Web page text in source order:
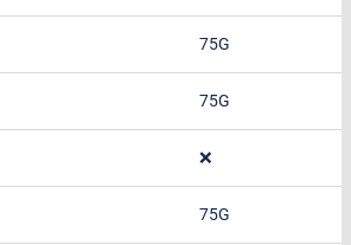
75G
75G
❌
75G